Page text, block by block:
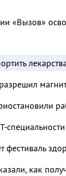
«Вызов»
фестиваль
как